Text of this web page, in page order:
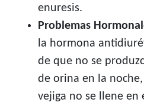
enuresis.
Problemas
la hormona
de que no se
de orina en la
vejiga no se llene en